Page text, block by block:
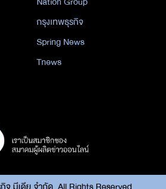
กรุงเทพธุรกิจ
Spring News
Tnews